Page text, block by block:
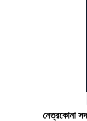
নেত্রকোনা